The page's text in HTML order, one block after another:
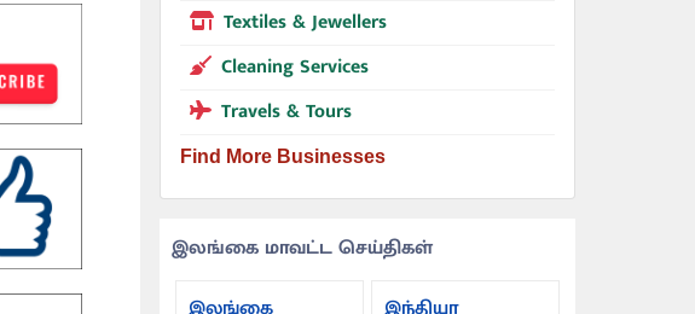
Textiles & Jewellers
Cleaning Services
Travels & Tours
Find More Businesses
இலங்கை மாவட்ட செய்திகள்